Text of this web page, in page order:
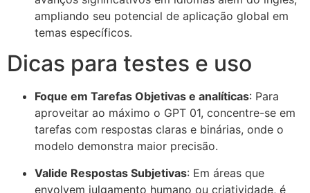
ampliando seu potencial de aplicação global em
temas específicos.
Dicas para testes e uso
Foque em Tarefas Objetivas e analíticas: Para
aproveitar ao máximo o GPT 01, concentre-se em
tarefas com respostas claras e binárias, onde o
modelo demonstra maior precisão.
Valide Respostas Subjetivas: Em áreas que
envolvem julgamento humano ou criatividade, é